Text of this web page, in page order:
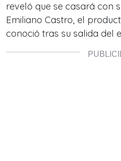
reveló que se casará con
Emiliano Castro, el
conoció tras su salida del